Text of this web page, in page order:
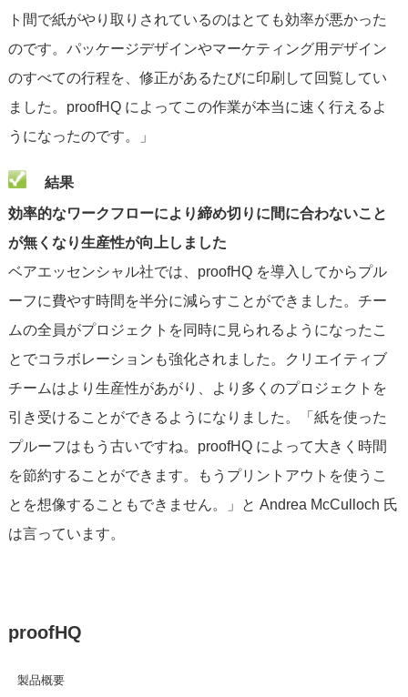
ト間で紙がやり取りされているのはとても効率が悪かった
のです。パッケージデザインやマーケティング用デザイン
のすべての行程を、修正があるたびに印刷して回覧してい
ました。proofHQ によってこの作業が本当に速く行えるよ
うになったのです。」
結果
効率的なワークフローにより締め切りに間に合わないこと
が無くなり生産性が向上しました
ベアエッセンシャル社では、proofHQ を導入してからプル
ーフに費やす時間を半分に減らすことができました。チー
ムの全員がプロジェクトを同時に見られるようになったこ
とでコラボレーションも強化されました。クリエイティブ
チームはより生産性があがり、より多くのプロジェクトを
引き受けることができるようになりました。「紙を使った
プルーフはもう古いですね。proofHQ によって大きく時間
を節約することができます。もうプリントアウトを使うこ
とを想像することもできません。」と Andrea McCulloch 氏
は言っています。
proofHQ
製品概要